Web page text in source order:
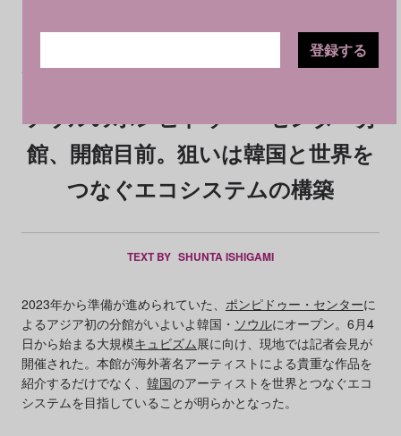
2026.05.19
ソウルのポンピドゥー・センター分
館、開館目前。狙いは韓国と世界を
つなぐエコシステムの構築
TEXT BY SHUNTA ISHIGAMI
2023年から準備が進められていた、 ポンピドゥー・センターに
よるアジア初の分館がいよいよ韓国・ ソウルにオープン。6月4
日から始まる大規模キュビズム展に向け、現地では記者会見が
開催された。本館が海外著名アーティストによる貴重な作品を
紹介するだけでなく、 韓国のアーティストを世界とつなぐエコ
システムを目指していることが明らかとなった。
登録する